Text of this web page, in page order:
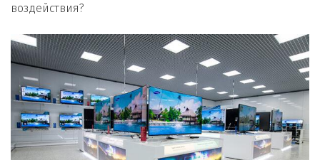
воздействия?